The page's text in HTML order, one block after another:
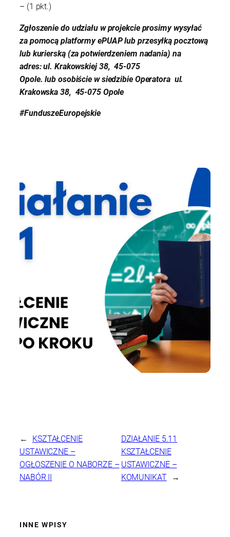
– (1 pkt.)
Zgłoszenie do udziału w projekcie prosimy wysyłać
za pomocą platformy ePUAPlubprzesyłką pocztową
lub kurierską (za potwierdzeniem nadania) na
adres:ul. Krakowskiej 38, 45-075
Opole.lub osobiście w siedzibie Operatora ul.
Krakowska 38, 45-075 Opole
#FunduszeEuropejskie
←
KSZTAŁCENIE
USTAWICZNE –
OGŁOSZENIE O NABORZE –
NABÓR II
DZIAŁANIE 5.11
KSZTAŁCENIE
USTAWICZNE –
KOMUNIKAT
→
INNE WPISY